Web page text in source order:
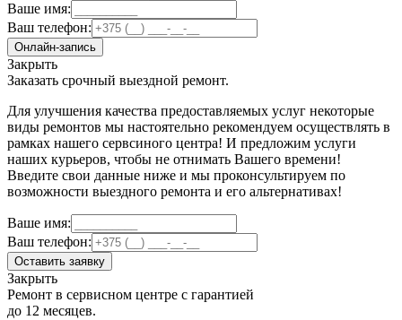
Ваше имя:
Ваш телефон:
Онлайн-запись
Закрыть
Заказать срочный выездной ремонт.
Для улучшения качества предоставляемых услуг некоторые
виды ремонтов мы настоятельно рекомендуем осуществлять в
рамках нашего сервсиного центра! И предложим услуги
наших курьеров, чтобы не отнимать Вашего времени!
Введите свои данные ниже и мы проконсультируем по
возможности выездного ремонта и его альтернативах!
Ваше имя:
Ваш телефон:
Оставить заявку
Закрыть
Ремонт в сервисном центре с гарантией
до 12 месяцев.